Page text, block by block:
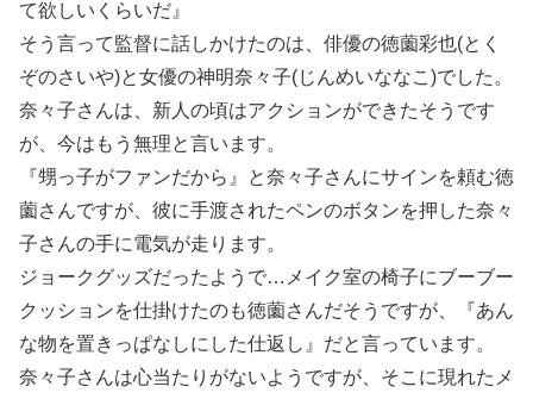
て欲しいくらいだ』
そう言って監督に話しかけたのは、俳優の徳薗彩也(とく
ぞのさいや)と女優の神明奈々子(じんめいななこ)でした。
奈々子さんは、新人の頃はアクションができたそうです
が、今はもう無理と言います。
『甥っ子がファンだから』と奈々子さんにサインを頼む徳
薗さんですが、彼に手渡されたペンのボタンを押した奈々
子さんの手に電気が走ります。
ジョークグッズだったようで…メイク室の椅子にブーブー
クッションを仕掛けたのも徳薗さんだそうですが、『あん
な物を置きっぱなしにした仕返し』だと言っています。
奈々子さんは心当たりがないようですが、そこに現れたメ